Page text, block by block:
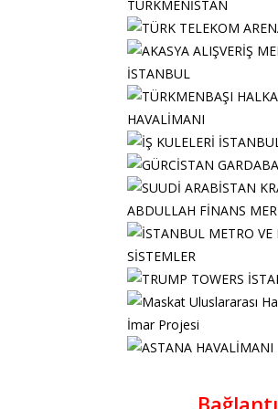
Bağlantı